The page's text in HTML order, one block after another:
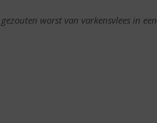
worst van varkensvlees in een